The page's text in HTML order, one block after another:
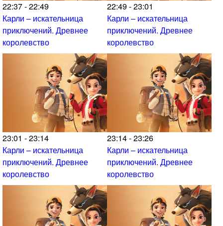
22:37 - 22:49
Карли – искательница
приключений. Древнее
королевство
22:49 - 23:01
Карли – искательница
приключений. Древнее
королевство
23:01 - 23:14
Карли – искательница
приключений. Древнее
королевство
23:14 - 23:26
Карли – искательница
приключений. Древнее
королевство